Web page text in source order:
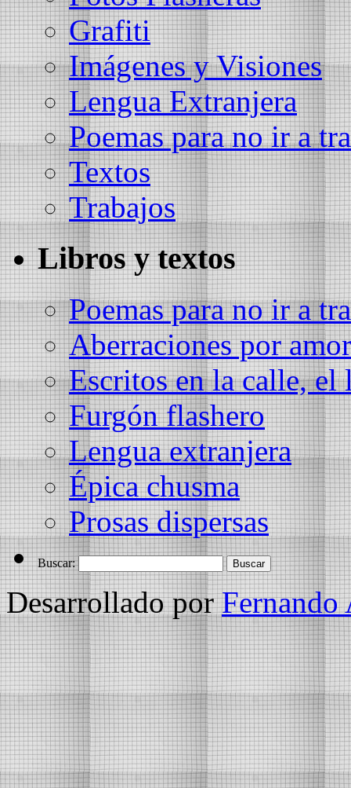
Grafiti
Imágenes y Visiones
Lengua Extranjera
Poemas para no ir a
Textos
Trabajos
Libros y textos
Poemas para no ir a
Aberraciones por amor
Escritos en la calle, el
Furgón flashero
Lengua extranjera
Épica chusma
Prosas dispersas
Buscar:
Desarrollado porFernando